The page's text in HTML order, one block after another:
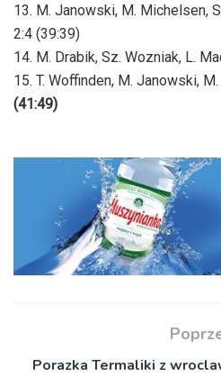
13. M. Janowski, M. Michelsen,
2:4 (39:39)
14. M. Drabik, Sz. Wozniak, L.
15. T. Woffinden, M. Janowski,
(41:49)
Porazka Termaliki z